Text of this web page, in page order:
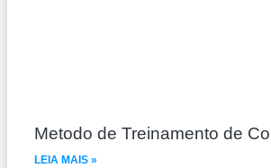
Metodo de Treinamento de
LEIA MAIS »